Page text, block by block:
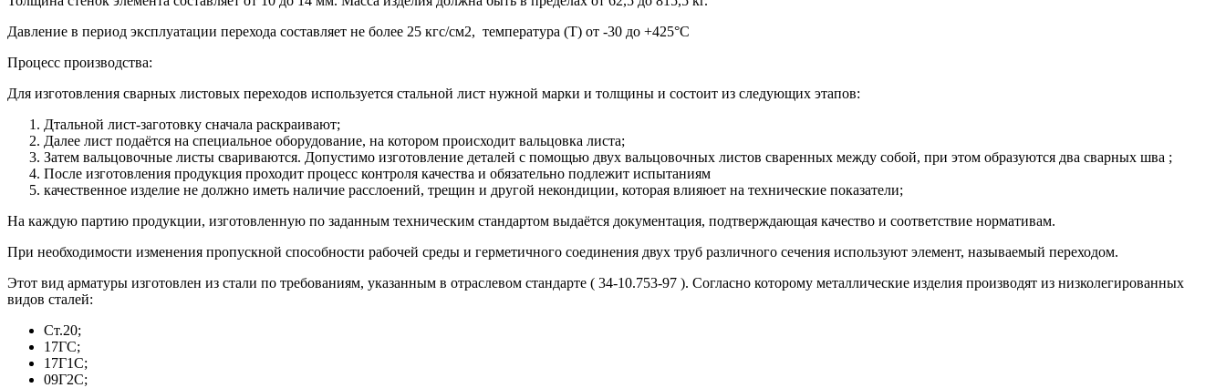
Давление в период эксплуатации перехода составляет не более 25 кгс/см2, температура (Т) от -30 до +425°С
Процесс производства:
Для изготовления сварных листовых переходов используется стальной лист нужной марки и толщины и состоит из следующих этапов:
Дтальной лист-заготовку сначала раскраивают;
Далее лист подаётся на специальное оборудование, на котором происходит вальцовка листа;
Затем вальцовочные листы свариваются. Допустимо изготовление деталей с помощью двух вальцовочных листов сваренных между собой, при этом образуются два сварных шва ;
После изготовления продукция проходит процесс контроля качества и обязательно подлежит испытаниям
качественное изделие не должно иметь наличие расслоений, трещин и другой некондиции, которая влияюет на технические показатели;
На каждую партию продукции, изготовленную по заданным техническим стандартом выдаётся документация, подтверждающая качество и соответствие нормативам.
При необходимости изменения пропускной способности рабочей среды и герметичного соединения двух труб различного сечения используют элемент, называемый переходом.
Этот вид арматуры изготовлен из стали по требованиям, указанным в отраслевом стандарте ( 34-10.753-97 ). Согласно которому металлические изделия производят из низколегированных
видов сталей:
Ст.20;
17ГС;
17Г1С;
09Г2С;